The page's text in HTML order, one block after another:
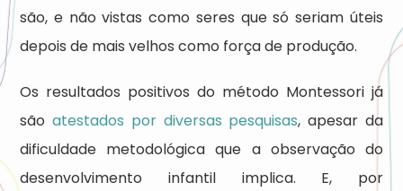
são, e não vistas como seres que só seriam úteis
depois de mais velhos como força de produção.
Os resultados positivos do método Montessori já
sãoatestados por diversas pesquisas, apesar da
dificuldade metodológica que a observação do
desenvolvimento infantil implica. E, por